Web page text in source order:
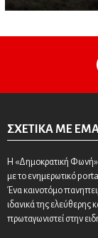
ΣΧΕΤΙΚΆ ΜΕ
Η «Δημοκρατική Φωνή»
με το ενημερωτικό
Ένα καινοτόμο
ιδανικά της ελεύθερης
πρωταγωνιστεί στην